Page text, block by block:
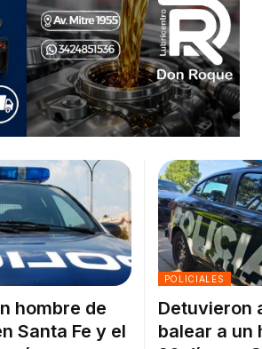
hombre de
Santa Fe y el
POLICIALES
Detuvieron
balear a un